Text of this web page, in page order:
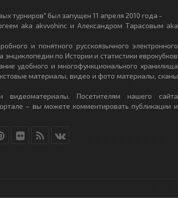
турниров" был запущен 11 апреля 2010 года -
aka akvvohinc и Александром Тарасовым aka
и понятного русскоязычного электронного
по Истории и статистики еврокубков
удобного и многофункционального хранилища
материалы, видео и фото материалы, сканы
Посетителям нашего сайта
– вы можете комментировать публикации и
- All Rights Reserved.